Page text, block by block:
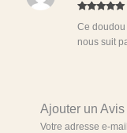
ne
sait
compter
5
Ce doudou
nous suit
Ajouter un Avis
Votre adresse e-